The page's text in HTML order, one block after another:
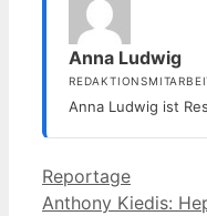
Anna Ludwig
Anna Ludwig ist
Kategorien
Reportage
Anthony Kiedis: